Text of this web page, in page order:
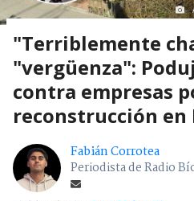
"Terriblemente
"vergüenza":
contra empresas
reconstrucción en
Fabián Corrotea
Periodista de Radio